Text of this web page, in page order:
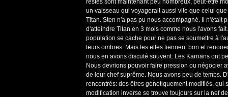
restés sont maintenant peu nombreux, peut-être
un vaisseau qui voyagerait aussi vite que celui
Titan. Sten n'a pas pu nous accompagné. Il n'était
d'atteindre Titan en 3 mois comme nous l'avons
population se cache pour ne pas se soumettre à
leurs ombres. Mais les elfes tiennent bon et
nous en avons discuté souvent. Les Karnans ont
Nous devrions pouvoir faire pression ou négocier
de leur chef suprême. Nous avons peu de temps.
rencontrés: des êtres génétiquement modifiés,
modification inverse se trouve toujours sur la nef